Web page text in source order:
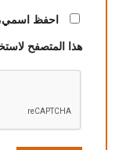
احفظ اسمي،
هذا المتصفح